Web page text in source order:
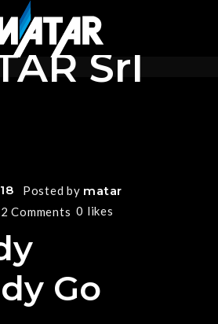
Srl
Posted by matar
2 Comments 0 likes
Go